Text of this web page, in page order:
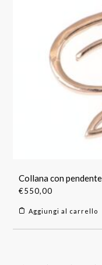
Collana con
€550,00
Aggiungi al carrello